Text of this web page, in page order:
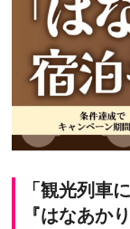
「観光列車
『はなあか